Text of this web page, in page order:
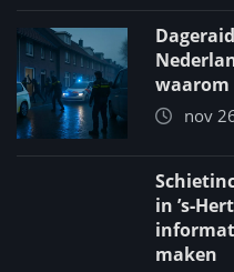
waarom
nov
in
maken